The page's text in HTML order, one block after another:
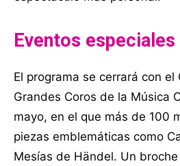
Eventos especiales
El programa se cerrará con el
Grandes Coros de la Música
mayo, en el que más de 100
piezas emblemáticas como
Mesías de Händel. Un